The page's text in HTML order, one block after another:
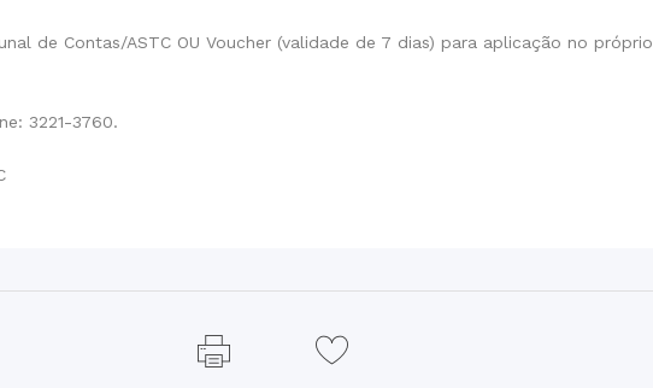
de Contas/ASTC OU Voucher (validade de 7 dias) para aplicação no próprio
3221-3760.